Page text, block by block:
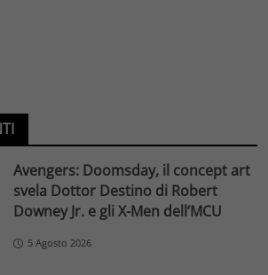
Avengers: Doomsday, il concept art
svela Dottor Destino di Robert
Downey Jr. e gli X-Men dell’MCU
5 Agosto 2026